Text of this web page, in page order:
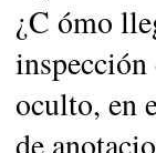
¿C ómo
oculto, en
de